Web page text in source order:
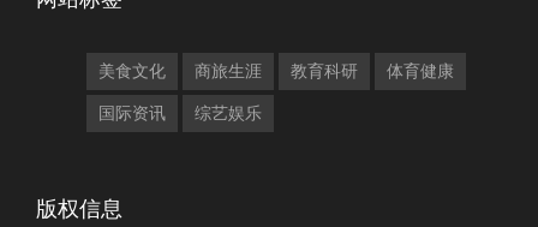
美食文化 商旅生涯 教育科研 体育健康
国际资讯 综艺娱乐
版权信息